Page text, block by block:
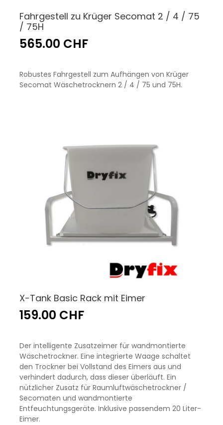
Fahrgestell zu Krüger Secomat 2 / 4 / 75
/ 75H
565.00 CHF
Robustes Fahrgestell zum Aufhängen von Krüger
Secomat Wäschetrocknern 2 / 4 / 75 und 75H.
X-Tank Basic Rack mit Eimer
159.00 CHF
Der intelligente Zusatzeimer für wandmontierte
Wäschetrockner. Eine integrierte Waage schaltet
den Trockner bei Vollstand des Eimers aus und
verhindert dadurch, dass dieser überläuft. Ein
nützlicher Zusatz für Raumluftwäschetrockner /
Secomaten und wandmontierte
Entfeuchtungsgeräte. Inklusive passendem 20 Liter-
Eimer.